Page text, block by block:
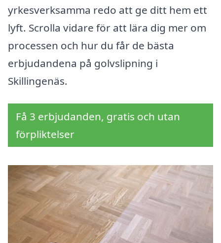
yrkesverksamma redo att ge ditt hem ett
lyft. Scrolla vidare för att lära dig mer om
processen och hur du får de bästa
erbjudandena på golvslipning i
Skillingenäs.
Få 3 erbjudanden, gratis och utan
förpliktelser